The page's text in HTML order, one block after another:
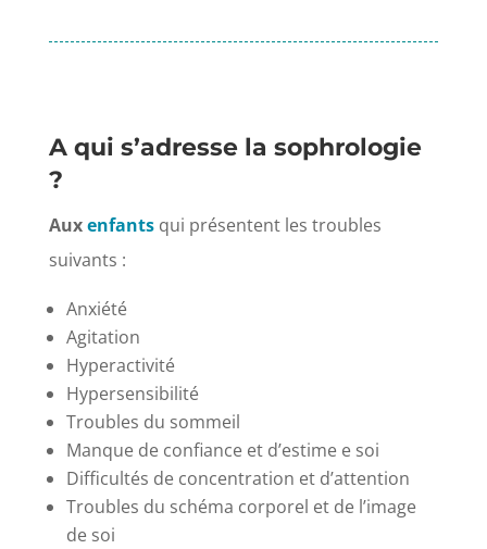
A qui s’adresse la sophrologie
?
Auxenfantsqui présentent les troubles
suivants :
Anxiété
Agitation
Hyperactivité
Hypersensibilité
Troubles du sommeil
Manque de confiance et d’estime e soi
Difficultés de concentration et d’attention
Troubles du schéma corporel et de l’image
de soi